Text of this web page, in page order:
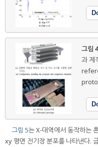
그림
과 제
그림 5는 X-대역에서 동작하는
xy 평면 전기장 분포를 나타낸다.